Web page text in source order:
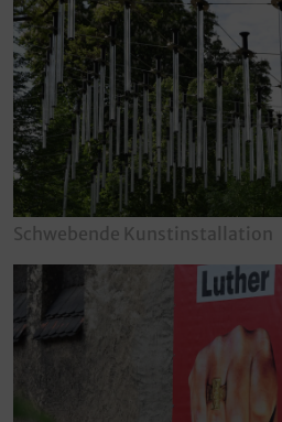
Schwebende Kunstinstallation